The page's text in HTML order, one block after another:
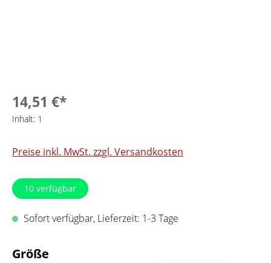
14,51 €*
Inhalt: 1
Preise inkl. MwSt. zzgl. Versandkosten
10 verfügbar
Sofort verfügbar, Lieferzeit: 1-3 Tage
Größe